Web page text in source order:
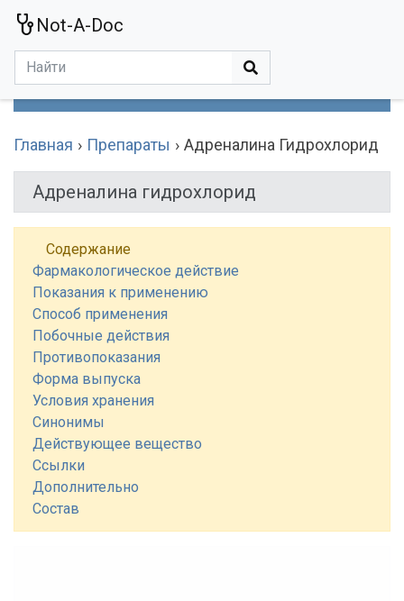
Not-A-Doc
Главная Препараты Адреналина Гидрохлорид
Адреналина гидрохлорид
Содержание
Фармакологическое действие
Показания к применению
Способ применения
Побочные действия
Противопоказания
Форма выпуска
Условия хранения
Синонимы
Действующее вещество
Ссылки
Дополнительно
Состав